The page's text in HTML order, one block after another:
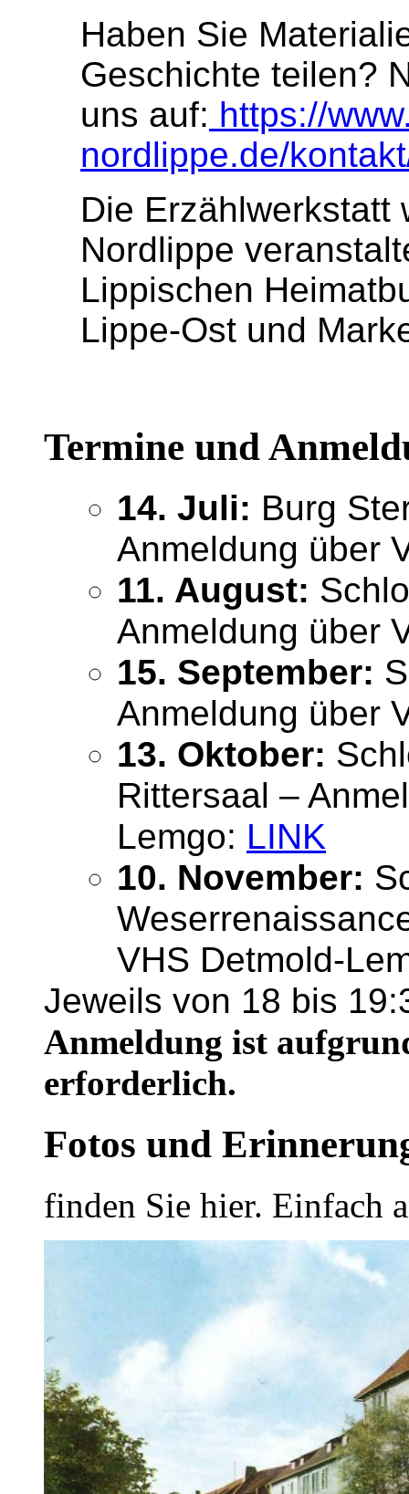
Haben Sie
Geschichte teilen?
uns auf: https://
nordlippe.de/
Die Erzählwerkstatt
Nordlippe
Lippischen
Lippe-Ost und
Termine und
14. Juli: Burg
Anmeldung über
11. August:
Anmeldung über
15. September:
Anmeldung über
13. Oktober:
Rittersaal –
Lemgo: LINK
10. November:
VHS Detmold-
Jeweils von 18 bis
Anmeldung ist
erforderlich.
Fotos und
finden Sie hier. Einfach